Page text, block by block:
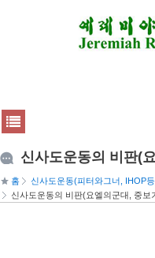
신사도운동의 비판(
홈
신사도운동(피터와그너, IHOP
신사도운동의 비판(요엘의군대, 중보